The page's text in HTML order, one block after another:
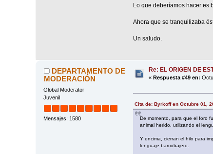
Lo que deberíamos hacer es
Ahora que se tranquilizaba
Un saludo.
DEPARTAMENTO DE
MODERACIÓN
Global Moderator
Juvenil
Mensajes: 1580
Re: EL ORIGEN DE
« Respuesta #49 en:
Cita de: Byrkoff en Octubre 01,
De momento, para que el foro
animal herido, utilizando el
Y encima, cierran el hilo para
lenguaje barriobajero.